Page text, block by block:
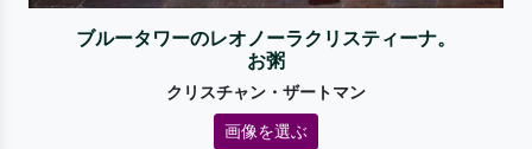
ブルータワーのレオノーラクリスティーナ。
お粥
クリスチャン・ザートマン
画像を選ぶ